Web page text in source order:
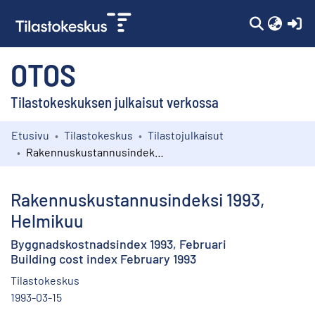
OTOS
Tilastokeskuksen julkaisut verkossa
Kokoelmat
Etusivu Tilastokeskus
Tilastojulkaisut
Rakennuskustannusindeksi 1993,
Helmikuu
Byggnadskostnadsindex 1993, Februari
Building cost index February 1993
Tilastokeskus
1993-03-15